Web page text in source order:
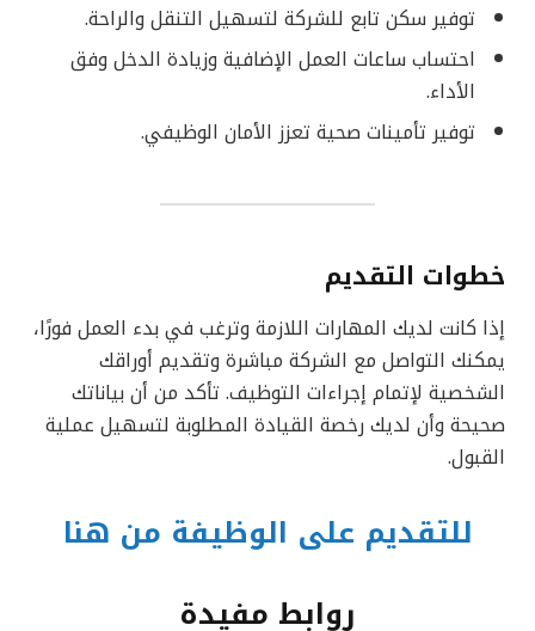
توفير سكن تابع للشركة لتسهيل التنقل والراحة.
احتساب ساعات العمل الإضافية وزيادة الدخل وفق
الأداء.
توفير تأمينات صحية تعزز الأمان الوظيفي.
خطوات التقديم
إذا كانت لديك المهارات اللازمة وترغب في بدء العمل فورًا،
يمكنك التواصل مع الشركة مباشرة وتقديم أوراقك
الشخصية لإتمام إجراءات التوظيف. تأكد من أن بياناتك
صحيحة وأن لديك رخصة القيادة المطلوبة لتسهيل عملية
القبول.
للتقديم على الوظيفة من هنا
روابط مفيدة